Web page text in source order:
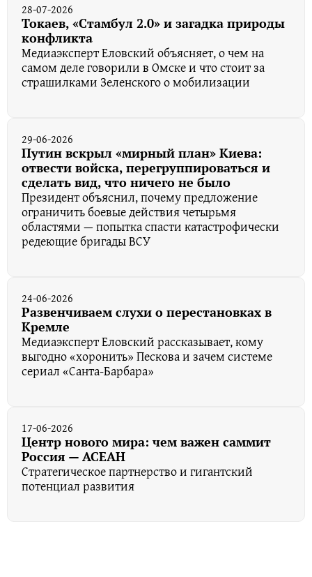
28-07-2026
Токаев, «Стамбул 2.0» и загадка природы
конфликта
Медиаэксперт Еловский объясняет, о чем на
самом деле говорили в Омске и что стоит за
страшилками Зеленского о мобилизации
29-06-2026
Путин вскрыл «мирный план» Киева:
отвести войска, перегруппироваться и
сделать вид, что ничего не было
Президент объяснил, почему предложение
ограничить боевые действия четырьмя
областями — попытка спасти катастрофически
редеющие бригады ВСУ
24-06-2026
Развенчиваем слухи о перестановках в
Кремле
Медиаэксперт Еловский рассказывает, кому
выгодно «хоронить» Пескова и зачем системе
сериал «Санта-Барбара»
17-06-2026
Центр нового мира: чем важен саммит
Россия — АСЕАН
Стратегическое партнерство и гигантский
потенциал развития